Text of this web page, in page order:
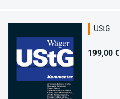
UStG
199,00 €